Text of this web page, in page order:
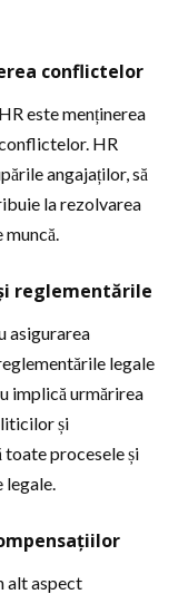
conflictelor
este menținerea
HR
angajaților, să
la rezolvarea
reglementările
asigurarea
legale
implică urmărirea
și
procesele și
legale.
alt aspect